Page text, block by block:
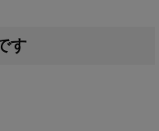
す